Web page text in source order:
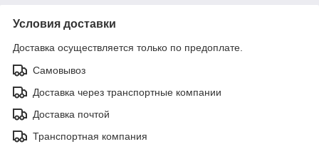
Условия доставки
Доставка осуществляется только по предоплате.
Самовывоз
Доставка через транспортные компании
Доставка почтой
Транспортная компания